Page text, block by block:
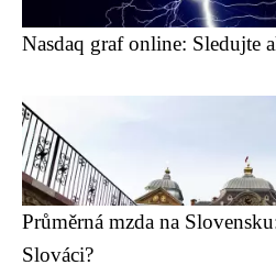
Nasdaq graf online: Sledujte
Průměrná mzda na
Slováci?